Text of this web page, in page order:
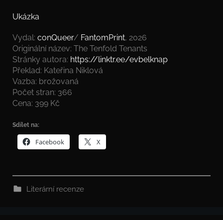
Ukázka
Vydal: conQueer/ FantomPrint, 2026
Originální název: The Tenfold Tenants
Stránky autora: https://linktr.ee/evbelknap
Překlad: Kateřina Niklová
Vazba: brožovaná
Počet stran: 366
Cena: 399 Kč
Sdílet na:
Facebook X
Literární recenze